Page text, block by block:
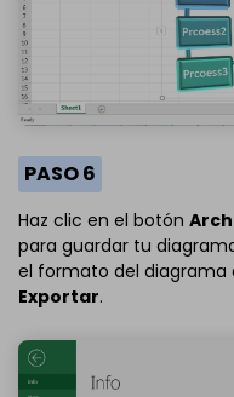
PASO 6
Haz clic en el botón
para guardar tu
el formato del diagrama
Exportar.